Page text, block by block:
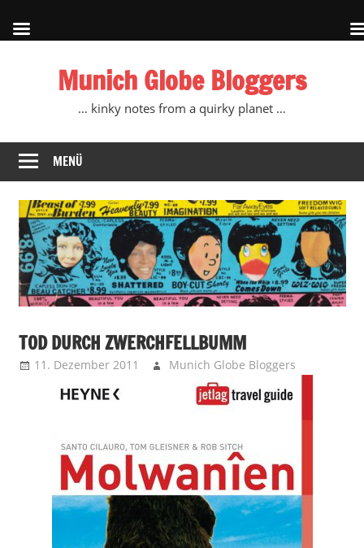
Munich Globe Bloggers
… kinky notes from a quirky planet …
MENÜ
TOD DURCH ZWERCHFELLBUMM
11. Dezember 2011 Munich Globe Bloggers